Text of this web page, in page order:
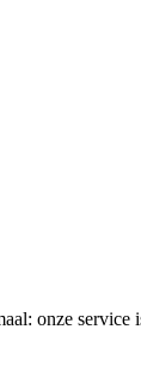
onze service